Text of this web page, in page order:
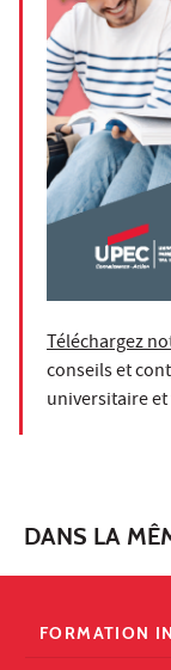
Téléchargez
conseils et
universitaire
DANS LA
FORMATION